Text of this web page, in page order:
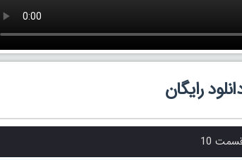
رایگان
10